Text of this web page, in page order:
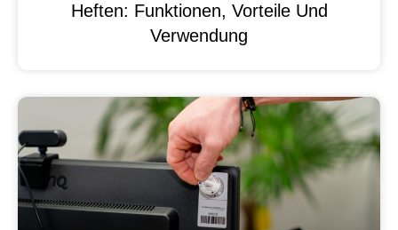
Heften: Funktionen, Vorteile Und
Verwendung